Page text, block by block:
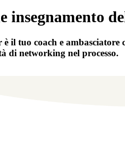
insegnamento
il tuo coach e ambasciatore
di networking nel processo.